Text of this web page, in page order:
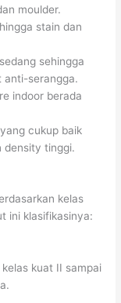
moulder.
stain dan
sehingga
anti-serangga.
indoor berada
cukup baik
density tinggi.
kelas
ini klasifikasinya:
kuat II sampai